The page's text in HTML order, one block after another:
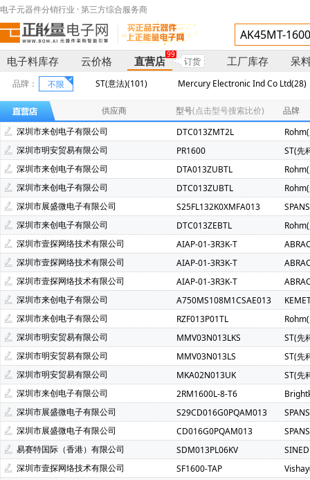
电子元器件分销行业 · 第三方综合服务商
电子料库存 云价格 直营店
99
订货 工厂库存 呆
品牌： 不限 ST(意法)(101)
Mercury Electronic Ind Co Ltd(28)
VIKING(光颉)(3)
KEMET(基美)(1)
MSTAR(晨星)(1)
ON(安森美)(1)
SINEDEVICE(宇宏微)(1)
供应商 型号(点击型号搜索比价)
品牌
深圳市来创电子有限公司
DTC013ZMT2L
深圳市明安贸易有限公司
PR1600
ST(先
深圳市来创电子有限公司
DTA013ZUBTL
深圳市来创电子有限公司
DTC013ZUBTL
深圳市展盛微电子有限公司
S25FL132K0XMFA013
深圳市来创电子有限公司
DTC013ZEBTL
深圳市壹探网络技术有限公司
AIAP-01-3R3K-T
深圳市壹探网络技术有限公司
AIAP-01-3R3K-T
深圳市壹探网络技术有限公司
AIAP-01-3R3K-T
深圳市来创电子有限公司
A750MS108M1CSAE013
深圳市来创电子有限公司
RZF013P01TL
深圳市明安贸易有限公司
MMV03N013LKS
ST(先
深圳市明安贸易有限公司
MMV03N013LS
ST(先
深圳市明安贸易有限公司
MKA02N013UK
ST(先
深圳市来创电子有限公司
2RM1600L-8-T6
深圳市展盛微电子有限公司
S29CD016G0PQAM013
深圳市展盛微电子有限公司
CD016G0PQAM013
易赛特国际（香港）有限公司
SDM013PL06KV
深圳市壹探网络技术有限公司
SF1600-TAP